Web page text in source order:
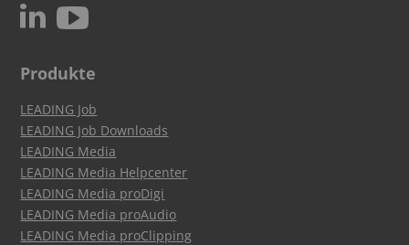
N c
Produkte
LEADING Job
LEADING Job Downloads
LEADING Media
LEADING Media Helpcenter
LEADING Media proDigi
LEADING Media proAudio
LEADING Media proClipping